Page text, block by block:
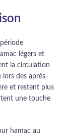
légers et
la circulation
lors des après-
et restent plus
une touche
hamac au